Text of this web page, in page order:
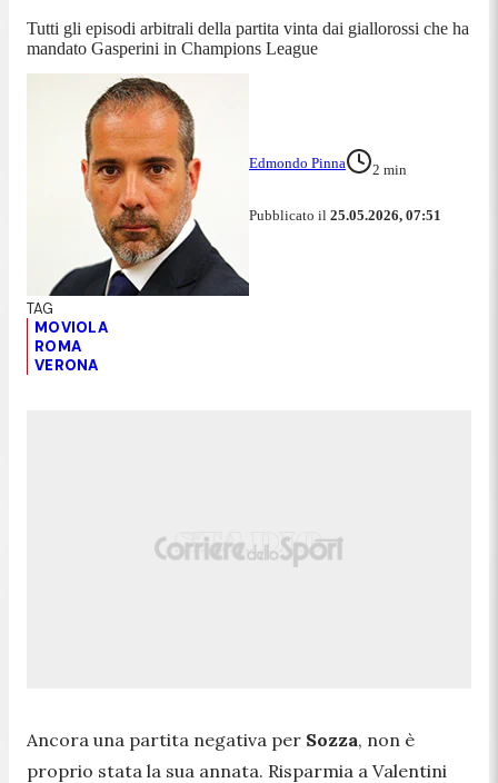
Tutti gli episodi arbitrali della partita vinta dai giallorossi che ha
mandato Gasperini in Champions League
Edmondo Pinna 2 min
Pubblicato il 25.05.2026, 07:51
MOVIOLA
ROMA
VERONA
Ancora una partita negativa per Sozza, non è
proprio stata la sua annata. Risparmia a Valentini